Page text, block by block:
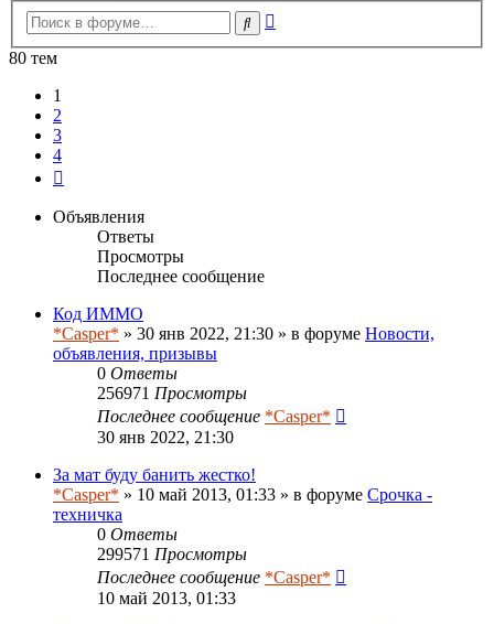
Поиск
80 тем
1
2
3
4
Объявления
Ответы
Просмотры
Последнее сообщение
Код ИММО
*Casper* » 30 янв 2022, 21:30 » в форуме Новости,
объявления, призывы
0 Ответы
256971 Просмотры
Последнее сообщение *Casper*
30 янв 2022, 21:30
За мат буду банить жестко!
*Casper* » 10 май 2013, 01:33 » в форуме Срочка -
техничка
0 Ответы
299571 Просмотры
Последнее сообщение *Casper*
10 май 2013, 01:33